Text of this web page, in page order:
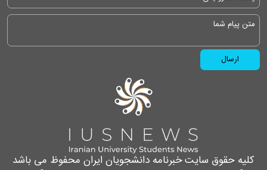
کلیه حقوق سایت خبرنامه دانشجویان ایران محفوظ می باشد